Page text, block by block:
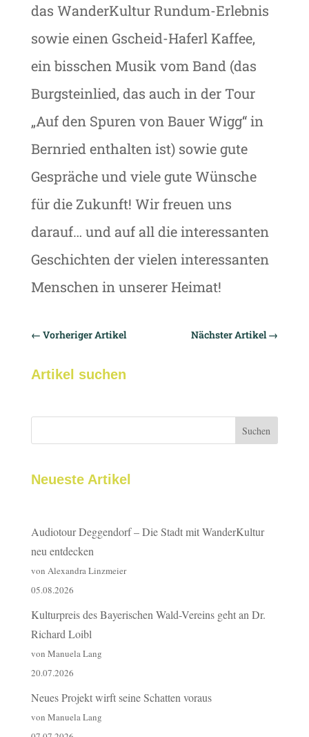
das WanderKultur Rundum-Erlebnis
sowie einen Gscheid-Haferl Kaffee,
ein bisschen Musik vom Band (das
Burgsteinlied, das auch in der Tour
„Auf den Spuren von Bauer Wigg“ in
Bernried enthalten ist) sowie gute
Gespräche und viele gute Wünsche
für die Zukunft! Wir freuen uns
darauf… und auf all die interessanten
Geschichten der vielen interessanten
Menschen in unserer Heimat!
← Vorheriger Artikel Nächster Artikel→
Artikel suchen
Suchen
Neueste Artikel
Audiotour Deggendorf – Die Stadt mit WanderKultur
neu entdecken
von Alexandra Linzmeier
05.08.2026
Kulturpreis des Bayerischen Wald-Vereins geht an Dr.
Richard Loibl
von Manuela Lang
20.07.2026
Neues Projekt wirft seine Schatten voraus
von Manuela Lang